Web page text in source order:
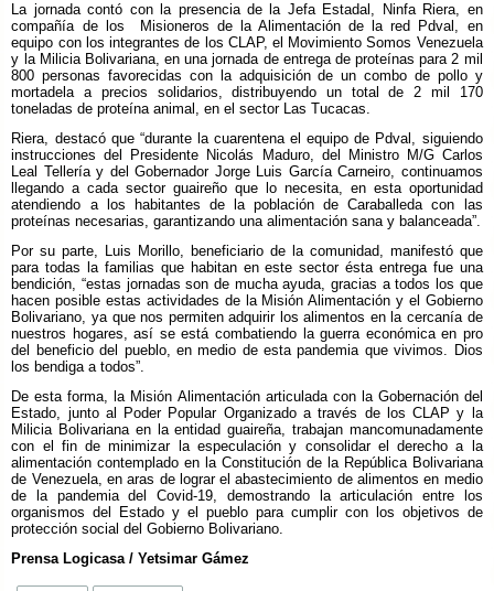
La jornada contó con la presencia de la Jefa Estadal, Ninfa Riera, en
compañía de los Misioneros de la Alimentación de la red Pdval, en
equipo con los integrantes de los CLAP, el Movimiento Somos Venezuela
y la Milicia Bolivariana, en una jornada de entrega de proteínas para 2 mil
800 personas favorecidas con la adquisición de un combo de pollo y
mortadela a precios solidarios, distribuyendo un total de 2 mil 170
toneladas de proteína animal, en el sector Las Tucacas.
Riera, destacó que “durante la cuarentena el equipo de Pdval, siguiendo
instrucciones del Presidente Nicolás Maduro, del Ministro M/G Carlos
Leal Tellería y del Gobernador Jorge Luis García Carneiro, continuamos
llegando a cada sector guaireño que lo necesita, en esta oportunidad
atendiendo a los habitantes de la población de Caraballeda con las
proteínas necesarias, garantizando una alimentación sana y balanceada”.
Por su parte, Luis Morillo, beneficiario de la comunidad, manifestó que
para todas la familias que habitan en este sector ésta entrega fue una
bendición, “estas jornadas son de mucha ayuda, gracias a todos los que
hacen posible estas actividades de la Misión Alimentación y el Gobierno
Bolivariano, ya que nos permiten adquirir los alimentos en la cercanía de
nuestros hogares, así se está combatiendo la guerra económica en pro
del beneficio del pueblo, en medio de esta pandemia que vivimos. Dios
los bendiga a todos”.
De esta forma, la Misión Alimentación articulada con la Gobernación del
Estado, junto al Poder Popular Organizado a través de los CLAP y la
Milicia Bolivariana en la entidad guaireña, trabajan mancomunadamente
con el fin de minimizar la especulación y consolidar el derecho a la
alimentación contemplado en la Constitución de la República Bolivariana
de Venezuela, en aras de lograr el abastecimiento de alimentos en medio
de la pandemia del Covid-19, demostrando la articulación entre los
organismos del Estado y el pueblo para cumplir con los objetivos de
protección social del Gobierno Bolivariano.
Prensa Logicasa / Yetsimar Gámez